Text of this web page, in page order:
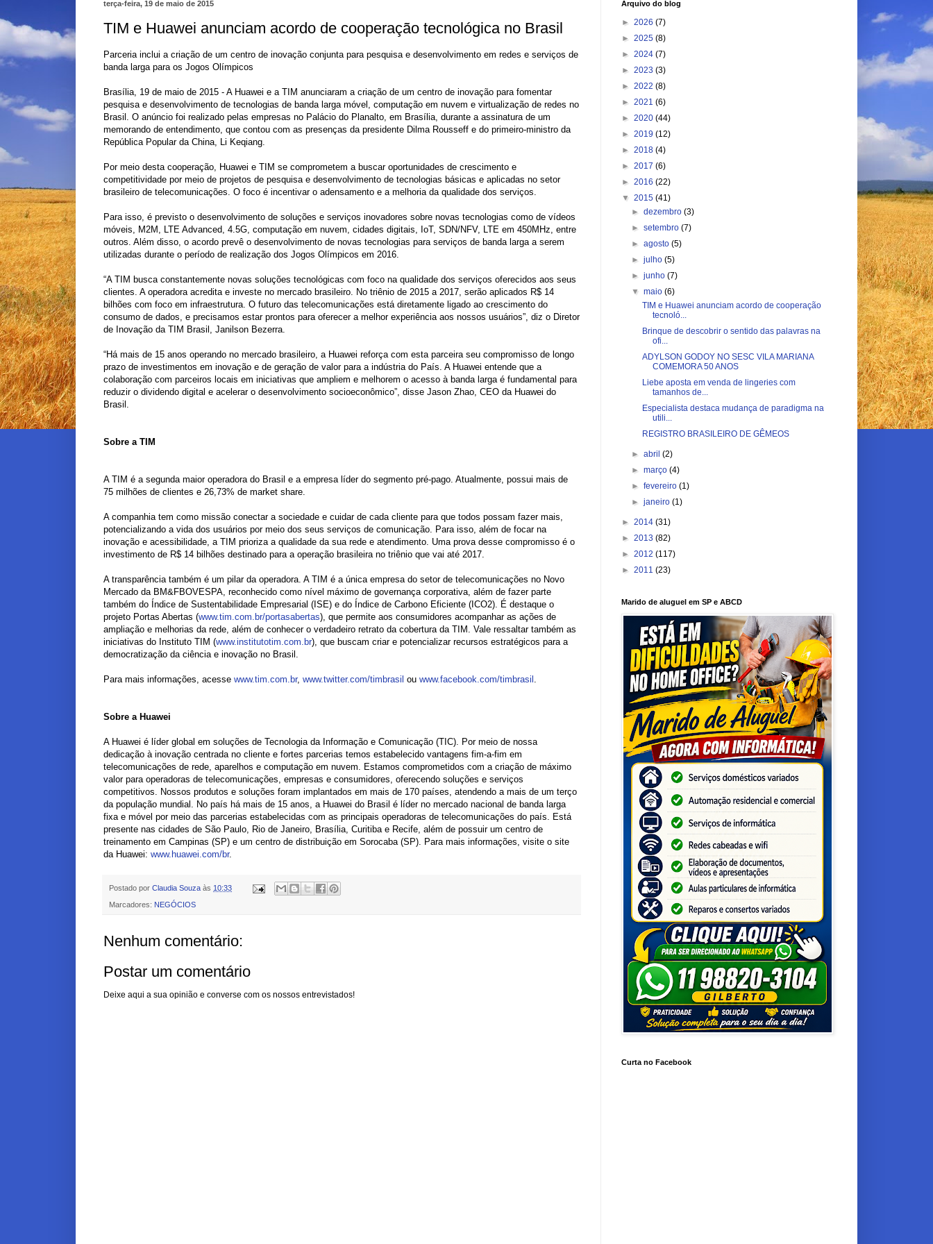
terça-feira, 19 de maio de 2015
TIM e Huawei anunciam acordo de cooperação tecnológica no Brasil
Parceria inclui a criação de um centro de inovação conjunta para pesquisa e desenvolvimento em redes e serviços de
banda larga para os Jogos Olímpicos
Brasília, 19 de maio de 2015 - A Huawei e a TIM anunciaram a criação de um centro de inovação para fomentar
pesquisa e desenvolvimento de tecnologias de banda larga móvel, computação em nuvem e virtualização de redes no
Brasil. O anúncio foi realizado pelas empresas no Palácio do Planalto, em Brasília, durante a assinatura de um
memorando de entendimento, que contou com as presenças da presidente Dilma Rousseff e do primeiro-ministro da
República Popular da China, Li Keqiang.
Por meio desta cooperação, Huawei e TIM se comprometem a buscar oportunidades de crescimento e
competitividade por meio de projetos de pesquisa e desenvolvimento de tecnologias básicas e aplicadas no setor
brasileiro de telecomunicações. O foco é incentivar o adensamento e a melhoria da qualidade dos serviços.
Para isso, é previsto o desenvolvimento de soluções e serviços inovadores sobre novas tecnologias como de vídeos
móveis, M2M, LTE Advanced, 4.5G, computação em nuvem, cidades digitais, IoT, SDN/NFV, LTE em 450MHz, entre
outros. Além disso, o acordo prevê o desenvolvimento de novas tecnologias para serviços de banda larga a serem
utilizadas durante o período de realização dos Jogos Olímpicos em 2016.
“A TIM busca constantemente novas soluções tecnológicas com foco na qualidade dos serviços oferecidos aos seus
clientes. A operadora acredita e investe no mercado brasileiro. No triênio de 2015 a 2017, serão aplicados R$ 14
bilhões com foco em infraestrutura. O futuro das telecomunicações está diretamente ligado ao crescimento do
consumo de dados, e precisamos estar prontos para oferecer a melhor experiência aos nossos usuários”, diz o Diretor
de Inovação da TIM Brasil, Janilson Bezerra.
“Há mais de 15 anos operando no mercado brasileiro, a Huawei reforça com esta parceira seu compromisso de longo
prazo de investimentos em inovação e de geração de valor para a indústria do País. A Huawei entende que a
colaboração com parceiros locais em iniciativas que ampliem e melhorem o acesso à banda larga é fundamental para
reduzir o dividendo digital e acelerar o desenvolvimento socioeconômico”, disse Jason Zhao, CEO da Huawei do
Brasil.
Sobre a TIM
A TIM é a segunda maior operadora do Brasil e a empresa líder do segmento pré-pago. Atualmente, possui mais de
75 milhões de clientes e 26,73% de market share.
A companhia tem como missão conectar a sociedade e cuidar de cada cliente para que todos possam fazer mais,
potencializando a vida dos usuários por meio dos seus serviços de comunicação. Para isso, além de focar na
inovação e acessibilidade, a TIM prioriza a qualidade da sua rede e atendimento. Uma prova desse compromisso é o
investimento de R$ 14 bilhões destinado para a operação brasileira no triênio que vai até 2017.
A transparência também é um pilar da operadora. A TIM é a única empresa do setor de telecomunicações no Novo
Mercado da BM&FBOVESPA, reconhecido como nível máximo de governança corporativa, além de fazer parte
também do Índice de Sustentabilidade Empresarial (ISE) e do Índice de Carbono Eficiente (ICO2). É destaque o
projeto Portas Abertas (www.tim.com.br/portasabertas), que permite aos consumidores acompanhar as ações de
ampliação e melhorias da rede, além de conhecer o verdadeiro retrato da cobertura da TIM. Vale ressaltar também as
iniciativas do Instituto TIM (www.institutotim.com.br), que buscam criar e potencializar recursos estratégicos para a
democratização da ciência e inovação no Brasil.
Para mais informações, acesse www.tim.com.br, www.twitter.com/timbrasil ou www.facebook.com/timbrasil .
Sobre a Huawei
A Huawei é líder global em soluções de Tecnologia da Informação e Comunicação (TIC). Por meio de nossa
dedicação à inovação centrada no cliente e fortes parcerias temos estabelecido vantagens fim-a-fim em
telecomunicações de rede, aparelhos e computação em nuvem. Estamos comprometidos com a criação de máximo
valor para operadoras de telecomunicações, empresas e consumidores, oferecendo soluções e serviços
competitivos. Nossos produtos e soluções foram implantados em mais de 170 países, atendendo a mais de um terço
da população mundial. No país há mais de 15 anos, a Huawei do Brasil é líder no mercado nacional de banda larga
fixa e móvel por meio das parcerias estabelecidas com as principais operadoras de telecomunicações do país. Está
presente nas cidades de São Paulo, Rio de Janeiro, Brasília, Curitiba e Recife, além de possuir um centro de
treinamento em Campinas (SP) e um centro de distribuição em Sorocaba (SP). Para mais informações, visite o site
da Huawei: www.huawei.com/br.
Postado por Claudia Souza às 10:33
Marcadores: NEGÓCIOS
Nenhum comentário:
Postar um comentário
Deixe aqui a sua opinião e converse com os nossos entrevistados!
Arquivo do blog
► 2026 (7)
► 2025 (8)
► 2024 (7)
► 2023 (3)
► 2022 (8)
► 2021 (6)
► 2020 (44)
► 2019 (12)
► 2018 (4)
► 2017 (6)
► 2016 (22)
▼ 2015 (41)
►dezembro(3)
►setembro(7)
►agosto(5)
►julho(5)
►junho(7)
▼maio(6)
TIM e Huawei anunciam acordo de cooperação
tecnoló...
Brinque de descobrir o sentido das palavras na
ofi...
ADYLSON GODOY NO SESC VILA MARIANA
COMEMORA 50 ANOS
Liebe aposta em venda de lingeries com
tamanhos de...
Especialista destaca mudança de paradigma na
utili...
REGISTRO BRASILEIRO DE GÊMEOS
►abril(2)
►março(4)
►fevereiro(1)
►janeiro(1)
► 2014 (31)
► 2013 (82)
► 2012 (117)
► 2011 (23)
Marido de aluguel em SP e ABCD
Curta no Facebook